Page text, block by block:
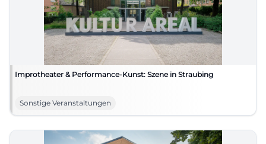
Improtheater & Performance-Kunst: Szene in Straubing
Sonstige Veranstaltungen